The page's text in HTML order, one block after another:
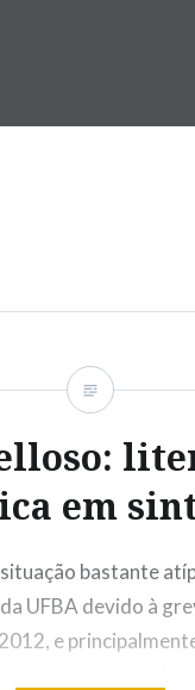
em
bastante
UFBA devido à
e